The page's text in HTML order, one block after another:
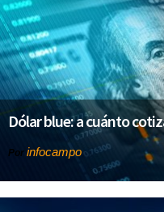
Dólar blue: a cuánto
Por infocampo